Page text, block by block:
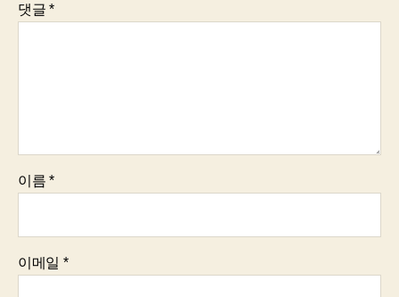
댓글*
이름*
이메일 *